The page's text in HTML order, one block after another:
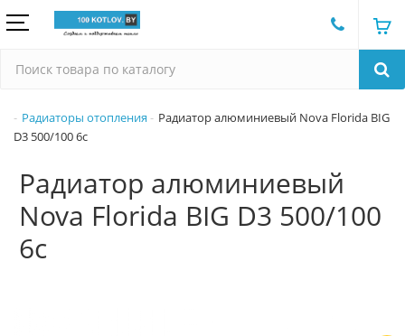
Радиаторы отопления
Радиатор алюминиевый Nova Florida BIG
D3 500/100 6с
Радиатор алюминиевый
Nova Florida BIG D3 500/100
6с